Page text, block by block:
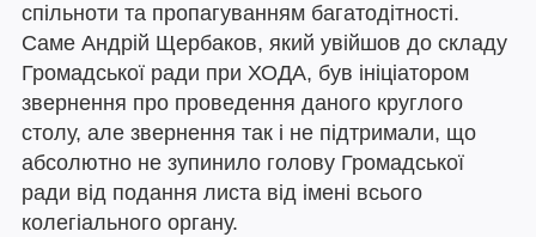
спільноти та пропагуванням багатодітності.
Саме Андрій Щербаков, який увійшов до складу
Громадської ради при ХОДА, був ініціатором
звернення про проведення даного круглого
столу, але звернення так і не підтримали, що
абсолютно не зупинило голову Громадської
ради від подання листа від імені всього
колегіального органу.